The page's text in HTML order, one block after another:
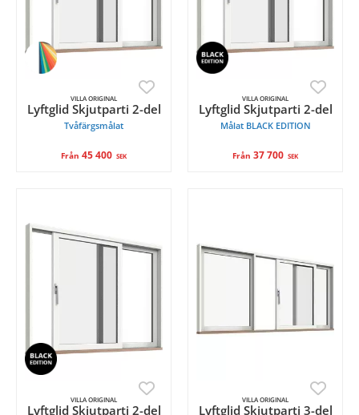
VILLA ORIGINAL
Lyftglid Skjutparti 2-del
Tvåfärgsmålat
Från45 400 SEK
VILLA ORIGINAL
Lyftglid Skjutparti 2-del
Målat BLACK EDITION
Från37 700 SEK
VILLA ORIGINAL
Lyftglid Skjutparti 2-del
VILLA ORIGINAL
Lyftglid Skjutparti 3-del